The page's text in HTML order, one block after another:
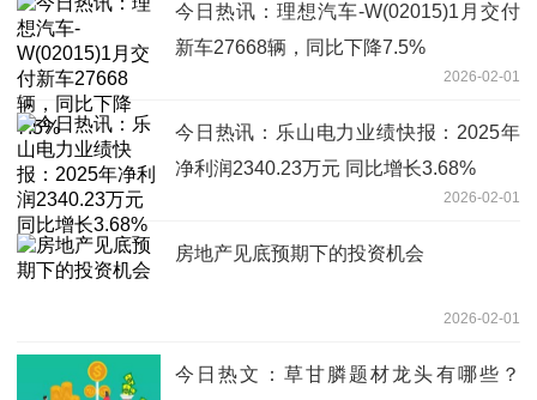
今日热讯：理想汽车-W(02015)1月交付
新车27668辆，同比下降7.5%
2026-02-01
今日热讯：乐山电力业绩快报：2025年
净利润2340.23万元 同比增长3.68%
2026-02-01
房地产见底预期下的投资机会
2026-02-01
今日热文：草甘膦题材龙头有哪些？